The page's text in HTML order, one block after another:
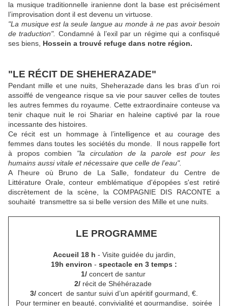
la musique traditionnelle iranienne dont la base est précisément
l’improvisation dont il est devenu un virtuose.
"La musique est la seule langue au monde à ne pas avoir besoin
de traduction". Condamné à l’exil par un régime qui a confisqué
ses biens, Hossein a trouvé refuge dans notre région.
"LE RÉCIT DE SHEHERAZADE"
Pendant mille et une nuits, Sheherazade dans les bras d’un roi
assoiffé de vengeance risque sa vie pour sauver celles de toutes
les autres femmes du royaume. Cette extraordinaire conteuse va
tenir chaque nuit le roi Shariar en haleine captivé par la roue
incessante des histoires.
Ce récit est un hommage à l’intelligence et au courage des
femmes dans toutes les sociétés du monde. Il nous rappelle fort
à propos combien "la circulation de la parole est pour les
humains aussi vitale et nécessaire que celle de l’eau".
A l'heure où Bruno de La Salle, fondateur du Centre de
Littérature Orale, conteur emblématique d'épopées s'est retiré
discrètement de la scène, la COMPAGNIE DIS RACONTE a
souhaité transmettre sa si belle version des Mille et une nuits.
LE PROGRAMME
Accueil 18 h - Visite guidée du jardin,
19h environ - spectacle en 3 temps :
1/concert de santur
2/ récit de Shéhérazade
3/ concert de santur suivi d’un apéritif gourmand, €.
Pour terminer en beauté, convivialité et gourmandise, soirée